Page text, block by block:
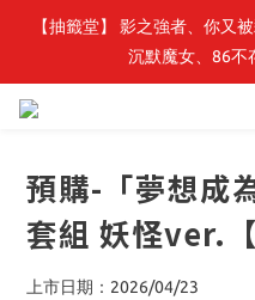
最新開賣🔥「全
【抽籤堂】 影之強者、你又
沉默魔女、86不
預購-「夢想成
套組 妖怪ver.
上市日期：2026/04/23